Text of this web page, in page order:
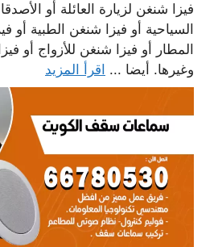
فيزا شنغن لزيارة العائلة أو
السياحية أو فيزا شنغن الطبية أو
المطار أو فيزا شنغن للأزواج أو
وغيرها. أيضا ... اقرأ المزيد